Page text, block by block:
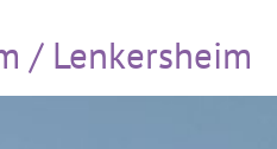
/ Lenkersheim